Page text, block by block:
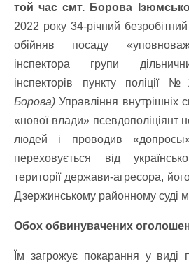
той час смт. Борова
2022 року 34-річний
обійняв посаду
інспектора групи
інспекторів пункту поліції
Борова) Управління внутрішніх
«нової влади» псевдополіціянт
людей і проводив
переховується від
території держави-агресора,
Дзержинському районному суді
Обох обвинувачених
Їм загрожує покарання у виді